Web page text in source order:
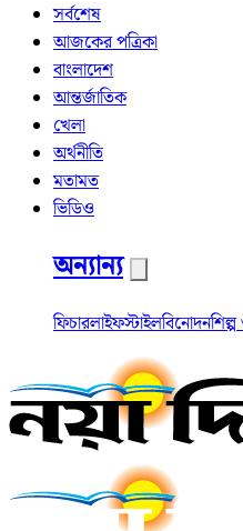
সর্বশেষ
আজকের পত্রিকা
বাংলাদেশ
আন্তর্জাতিক
খেলা
অর্থনীতি
মতামত
ভিডিও
অন্যান্য
ফিচারলাইফস্টাইলবিনোদন